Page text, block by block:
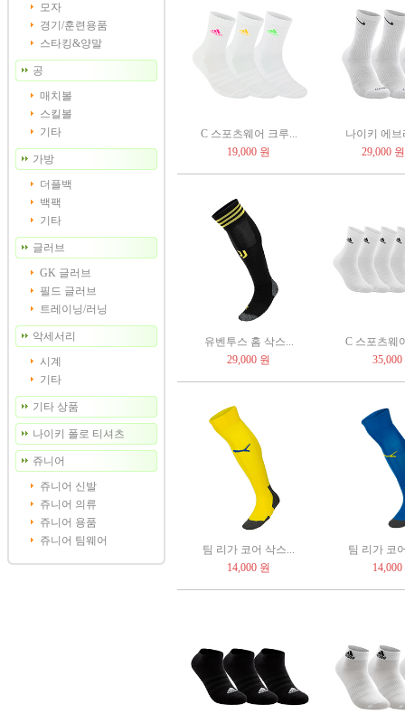
모자
경기/훈련용품
스타킹&양말
공
매치볼
스킬볼
기타
가방
더플백
백팩
기타
글러브
GK 글러브
필드 글러브
트레이닝/러닝
악세서리
시계
기타
기타 상품
나이키 폴로 티셔츠
쥬니어
쥬니어 신발
쥬니어 의류
쥬니어 용품
쥬니어 팀웨어
C 스포츠웨어 크루...
19,000 원
나이키 에브
29,000 원
유벤투스 홈 삭스...
29,000 원
C 스포츠웨
팀 리가 코어 삭스...
14,000 원
팀 리가 코